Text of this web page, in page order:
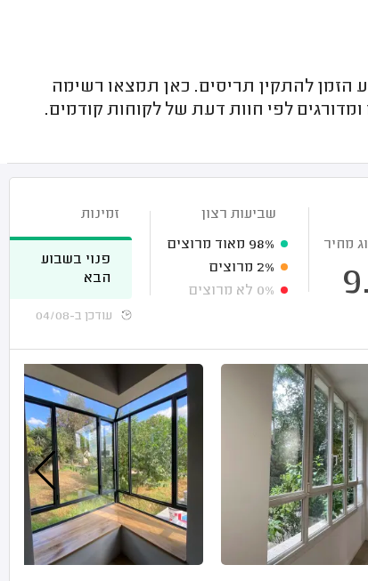
להתקין תריסים. כאן תמצאו רשימה
לפי חוות דעת של לקוחות קודמים.
מחיר
שביעות רצון
98% מאוד מרוצים
2% מרוצים
0% לא מרוצים
זמינות
פנוי בשבוע
הבא
עודכן ב-04/08